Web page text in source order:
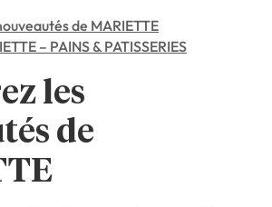
de MARIETTE
– PAINS & PATISSERIES
les
de